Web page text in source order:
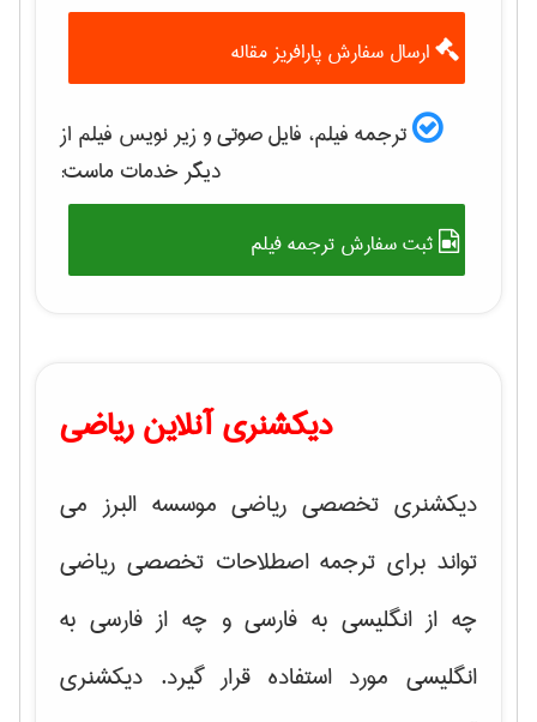
ارسال سفارش پارافریز مقاله
ترجمه فیلم، فایل صوتی و زیر نویس فیلم از
دیگر خدمات ماست:
ثبت سفارش ترجمه فیلم
دیکشنری آنلاین ریاضی
دیکشنری تخصصی ریاضی موسسه البرز می
تواند برای ترجمه اصطلاحات تخصصی ریاضی
چه از انگلیسی به فارسی و چه از فارسی به
انگلیسی مورد استفاده قرار گیرد. دیکشنری